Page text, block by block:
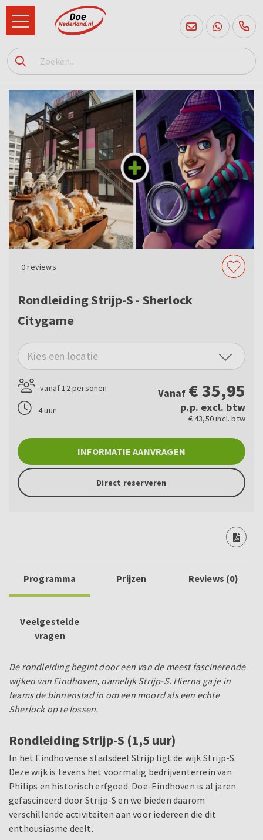
085
760
2556
0reviews
Rondleiding Strijp-S - Sherlock
Citygame
Kies een locatie
vanaf 12 personen
4 uur
Vanaf €35,95
p.p. excl. btw
€ 43,50 incl. btw
INFORMATIE AANVRAGEN
Direct reserveren
Programma Prijzen Reviews (0)
Veelgestelde
vragen
De rondleiding begint door een van de meest fascinerende
wijken van Eindhoven, namelijk Strijp-S. Hierna ga je in
teams de binnenstad in om een moord als een echte
Sherlock op te lossen.
Rondleiding Strijp-S (1,5 uur)
In het Eindhovense stadsdeel Strijp ligt de wijk Strijp-S.
Deze wijk is tevens het voormalig bedrijventerrein van
Philips en historisch erfgoed. Doe-Eindhoven is al jaren
gefascineerd door Strijp-S en we bieden daarom
verschillende activiteiten aan voor iedereen die dit
enthousiasme deelt.